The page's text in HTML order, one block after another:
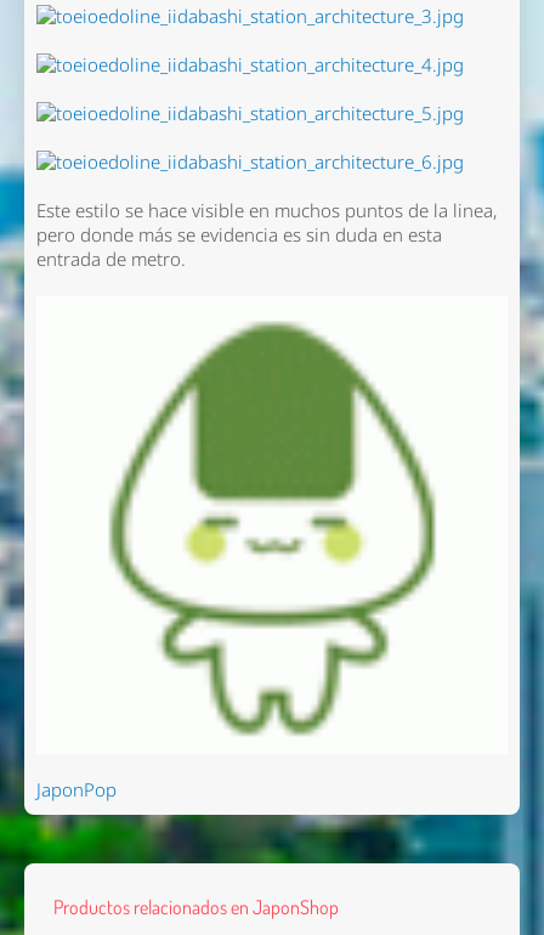
Este estilo se hace visible en muchos puntos de la linea,
pero donde más se evidencia es sin duda en esta
entrada de metro.
JaponPop
Productos relacionados en JaponShop